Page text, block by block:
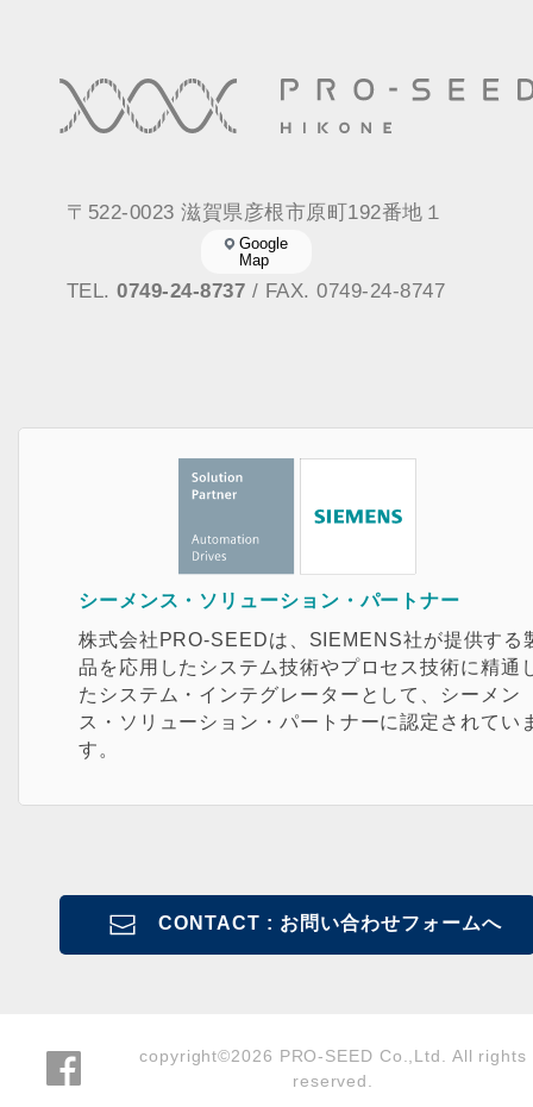
〒522-0023 滋賀県彦根市原町192番地１
Google
Map
TEL.0749-24-8737 / FAX. 0749-24-8747
シーメンス・ソリューション・パートナー
株式会社PRO-SEEDは、SIEMENS社が提供する
品を応用したシステム技術やプロセス技術に精通
たシステム・インテグレーターとして、シーメン
ス・ソリューション・パートナーに認定されてい
す。
CONTACT : お問い合わせフォームへ
copyright©2026 PRO-SEED Co.,Ltd. All rights
reserved.